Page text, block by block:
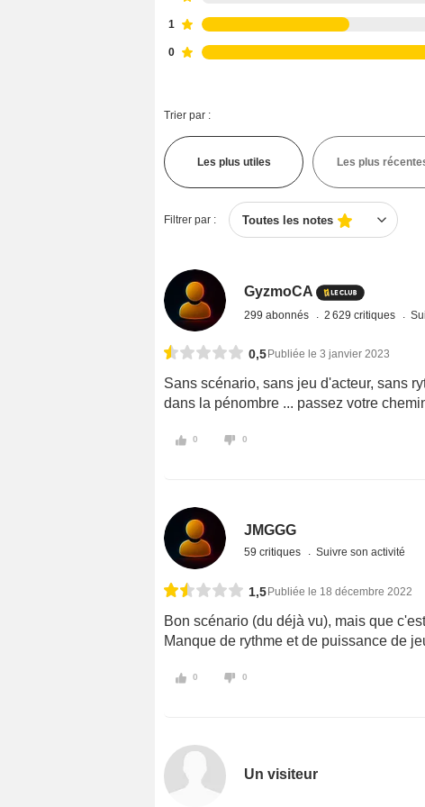
1
0
Trier par :
Les plus utiles Les plus
Filtrer par : Toutes les notes
GyzmoCA
299 abonnés 2 629 critiques
0,5 Publiée le 3 janvier 2023
Sans scénario, sans jeu d'acteur, sans
dans la pénombre ... passez votre
0 0
JMGGG
59 critiques Suivre son activité
1,5Publiée le 18 décembre 2022
Bon scénario (du déjà vu), mais que
Manque de rythme et de puissance de
0 0
Un visiteur